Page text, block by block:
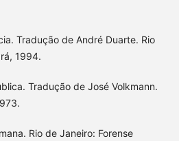
Tradução de André Duarte. Rio
1994.
Tradução de José Volkmann.
Rio de Janeiro: Forense